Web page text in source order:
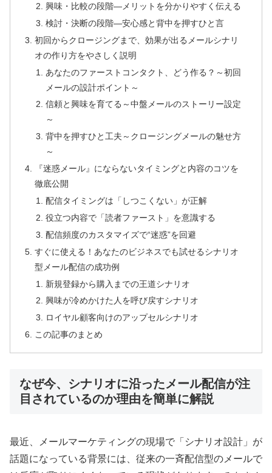
興味・比較の段階―メリットを分かりやすく伝える
検討・決断の段階―安心感と背中を押すひと言
初回からクロージングまで、効果が出るメールシナリ
オの作り方をやさしく説明
あなたのファーストコンタクト、どう作る？～初回
メールの設計ポイント～
信頼と興味を育てる～中盤メールのストーリー設定
～
背中を押すひと工夫～クロージングメールの魅せ方
～
『迷惑メール』にならないタイミングと内容のコツを
徹底公開
配信タイミングは「しつこくない」が正解
役立つ内容で「読者ファースト」を意識する
配信頻度のカスタマイズで“迷惑”を回避
すぐに使える！あなたのビジネスでも試せるシナリオ
型メール配信の成功例
新規登録から購入までの王道シナリオ
興味が冷めかけた人を呼び戻すシナリオ
ロイヤル顧客向けのアップセルシナリオ
この記事のまとめ
なぜ今、シナリオに沿ったメール配信が注
目されているのか理由を簡単に解説
最近、メールマーケティングの現場で「シナリオ設計」が
話題になっている背景には、従来の一斉配信型のメールで